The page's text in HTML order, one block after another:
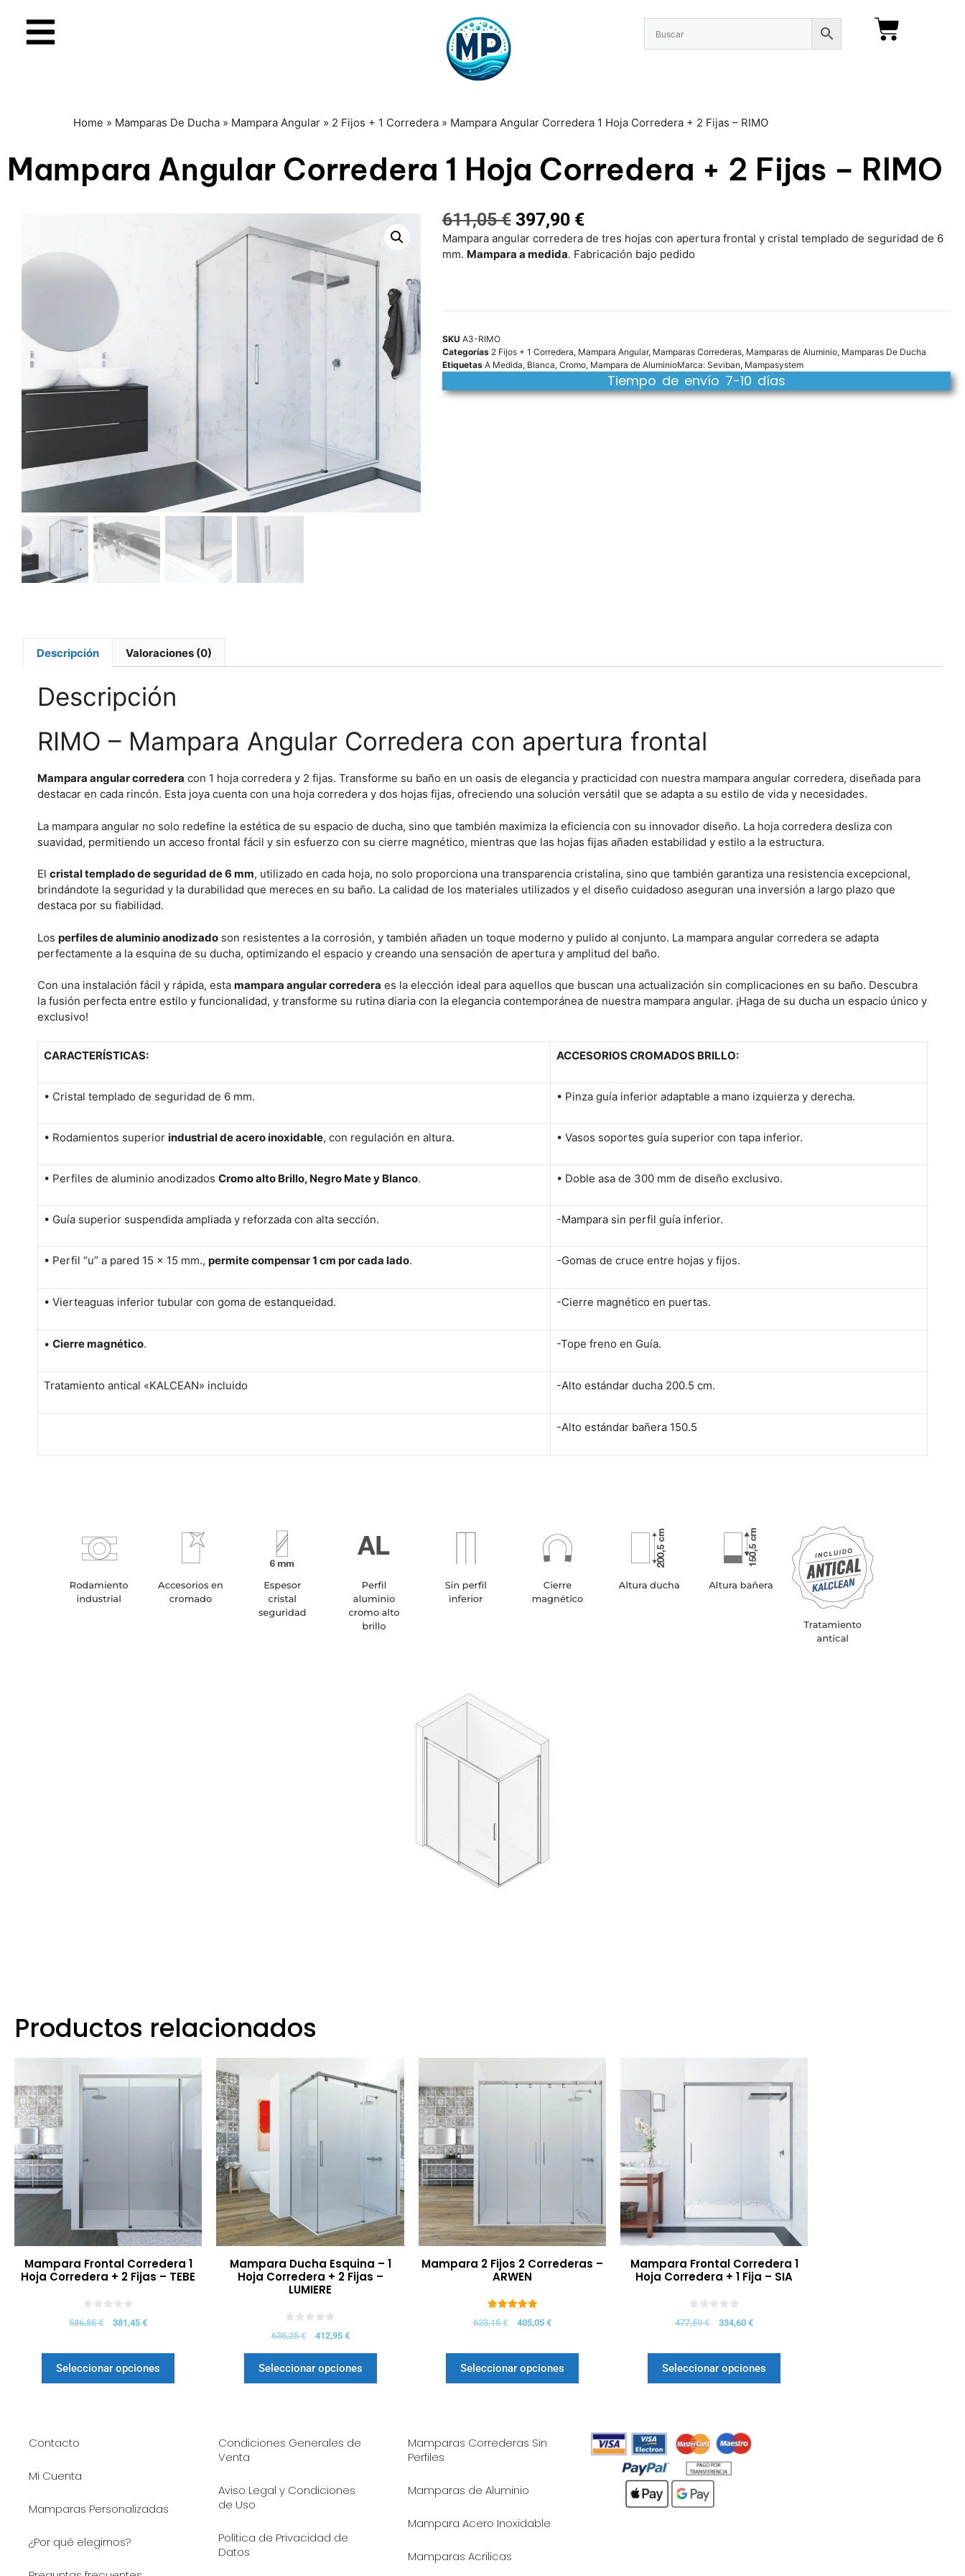
Home » Mamparas De Ducha » Mampara Angular » 2 Fijos + 1 Corredera » Mampara Angular Corredera 1 Hoja Corredera + 2 Fijas – RIMO
Mampara Angular Corredera 1 Hoja Corredera + 2 Fijas – RIMO
611,05€ 397,90 €
Mampara angular corredera de tres hojas con apertura frontal y cristal templado de seguridad de 6
mm. Mampara a medida. Fabricación bajo pedido
SKU A3-RIMO
Categorías 2 Fijos + 1 Corredera, Mampara Angular, Mamparas Correderas, Mamparas de Aluminio, Mamparas De Ducha
Etiquetas A Medida, Blanca, Cromo, Mampara de AluminioMarca: Seviban, Mampasystem
Tiempo de envío 7-10 días
Descripción Valoraciones (0)
Descripción
RIMO – Mampara Angular Corredera con apertura frontal
Mampara angular corredera con 1 hoja corredera y 2 fijas. Transforme su baño en un oasis de elegancia y practicidad con nuestra mampara angular corredera, diseñada para
destacar en cada rincón. Esta joya cuenta con una hoja corredera y dos hojas fijas, ofreciendo una solución versátil que se adapta a su estilo de vida y necesidades.
La mampara angular no solo redefine la estética de su espacio de ducha, sino que también maximiza la eficiencia con su innovador diseño. La hoja corredera desliza con
suavidad, permitiendo un acceso frontal fácil y sin esfuerzo con su cierre magnético, mientras que las hojas fijas añaden estabilidad y estilo a la estructura.
El cristal templado de seguridad de 6 mm, utilizado en cada hoja, no solo proporciona una transparencia cristalina, sino que también garantiza una resistencia excepcional,
brindándote la seguridad y la durabilidad que mereces en su baño. La calidad de los materiales utilizados y el diseño cuidadoso aseguran una inversión a largo plazo que
destaca por su fiabilidad.
Los perfiles de aluminio anodizado son resistentes a la corrosión, y también añaden un toque moderno y pulido al conjunto. La mampara angular corredera se adapta
perfectamente a la esquina de su ducha, optimizando el espacio y creando una sensación de apertura y amplitud del baño.
Con una instalación fácil y rápida, esta mampara angular corredera es la elección ideal para aquellos que buscan una actualización sin complicaciones en su baño. Descubra
la fusión perfecta entre estilo y funcionalidad, y transforme su rutina diaria con la elegancia contemporánea de nuestra mampara angular. ¡Haga de su ducha un espacio único y
exclusivo!
CARACTERÍSTICAS: ACCESORIOS CROMADOS BRILLO:
• Cristal templado de seguridad de 6 mm. • Pinza guía inferior adaptable a mano izquierza y derecha.
• Rodamientos superior industrial de acero inoxidable, con regulación en altura. • Vasos soportes guía superior con tapa inferior.
• Perfiles de aluminio anodizados Cromo alto Brillo, Negro Mate y Blanco. • Doble asa de 300 mm de diseño exclusivo.
• Guía superior suspendida ampliada y reforzada con alta sección. -Mampara sin perfil guía inferior.
• Perfil “u” a pared 15 x 15 mm., permite compensar 1 cm por cada lado. -Gomas de cruce entre hojas y fijos.
• Vierteaguas inferior tubular con goma de estanqueidad. -Cierre magnético en puertas.
• Cierre magnético. -Tope freno en Guía.
Tratamiento antical «KALCEAN» incluido -Alto estándar ducha 200.5 cm.
-Alto estándar bañera 150.5
Productos relacionados
Mampara Frontal Corredera 1
Hoja Corredera + 2 Fijas – TEBE
d
586,85€ 381,45€
Seleccionar opciones
Mampara Ducha Esquina – 1
Hoja Corredera + 2 Fijas –
LUMIERE
d
5
635,25€ 412,95 €
Seleccionar opciones
Mampara 2 Fijos 2 Correderas –
ARWEN
de 5
623,15€ 405,05 €
Seleccionar opciones
Mampara Frontal Corredera 1
Hoja Corredera + 1 Fija – SIA
d
477,59€ 334,60€
Seleccionar opciones
Contacto
Mi Cuenta
Mamparas Personalizadas
¿Por qué elegirnos?
Condiciones Generales de
Venta
Aviso Legal y Condiciones
de Uso
Política de Privacidad de
Datos
Mamparas Correderas Sin
Perfiles
Mamparas de Aluminio
Mampara Acero Inoxidable
Mamparas Acrilicas